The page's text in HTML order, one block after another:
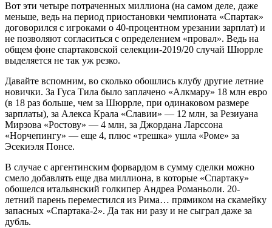
Вот эти четыре потраченных миллиона (на самом деле, даже
меньше, ведь на период приостановки чемпионата «Спартак»
договорился с игроками о 40-процентном урезании зарплат) и
не позволяют согласиться с определением «провал». Ведь на
общем фоне спартаковской селекции-2019/20 случай Шюррле
выделяется не так уж резко.
Давайте вспомним, во сколько обошлись клубу другие летние
новички. За Гуса Тила было заплачено «Алкмару» 18 млн евро
(в 18 раз больше, чем за Шюррле, при одинаковом размере
зарплаты), за Алекса Крала «Славии» — 12 млн, за Резиуана
Мирзова «Ростову» — 4 млн, за Джордана Ларссона
«Норчепингу» — еще 4, плюс «трешка» ушла «Роме» за
Эсекиэля Понсе.
В случае с аргентинским форвардом в сумму сделки можно
смело добавлять еще два миллиона, в которые «Спартаку»
обошелся итальянский голкипер Андреа Романьоли. 20-
летний парень переместился из Рима… прямиком на скамейку
запасных «Спартака-2». Да так ни разу и не сыграл даже за
дубль.